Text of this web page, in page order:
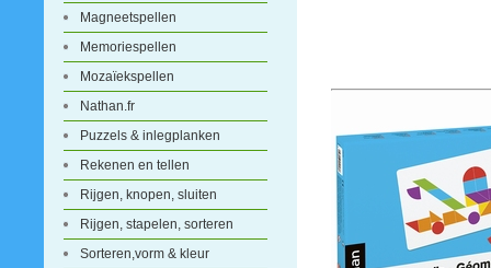
Magneetspellen
Memoriespellen
Mozaïekspellen
Nathan.fr
Puzzels & inlegplanken
Rekenen en tellen
Rijgen, knopen, sluiten
Rijgen, stapelen, sorteren
Sorteren,vorm & kleur